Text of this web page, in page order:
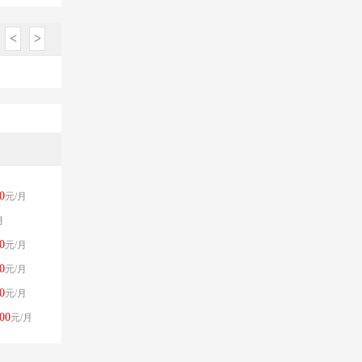
< >
元/月
元/月
元/月
元/月
元/月